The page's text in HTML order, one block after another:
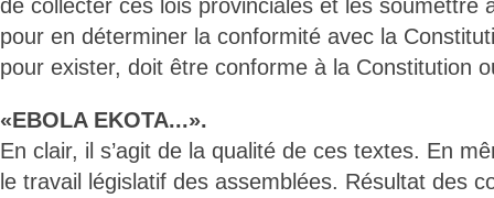
de collecter ces lois provinciales et les soumettre
pour en déterminer la conformité avec la
pour exister, doit être conforme à la Constitution
«EBOLA EKOTA...».
En clair, il s’agit de la qualité de ces textes. En
le travail législatif des assemblées. Résultat des